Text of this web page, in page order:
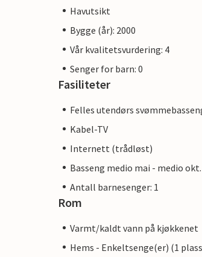
Havutsikt
Bygge (år): 2000
Vår kvalitetsvurdering: 4
Senger for barn: 0
Fasiliteter
Felles utendørs
Kabel-TV
Internett (trådløst)
Basseng medio mai - medio okt.
Antall barnesenger: 1
Rom
Varmt/kaldt vann på kjøkkenet
Hems - Enkeltsenge(er) (1